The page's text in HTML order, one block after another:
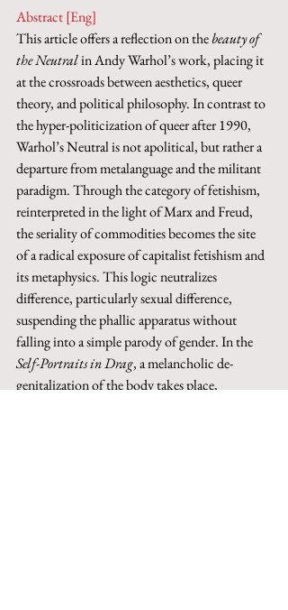
Abstract [Eng]
This article offers a reflection on the beauty of
the Neutral in Andy Warhol’s work, placing it
at the crossroads between aesthetics, queer
theory, and political philosophy. In contrast to
the hyper-politicization of queer after 1990,
Warhol’s Neutral is not apolitical, but rather a
departure from metalanguage and the militant
paradigm. Through the category of fetishism,
reinterpreted in the light of Marx and Freud,
the seriality of commodities becomes the site
of a radical exposure of capitalist fetishism and
its metaphysics. This logic neutralizes
difference, particularly sexual difference,
suspending the phallic apparatus without
falling into a simple parody of gender. In the
Self-Portraits in Drag, a melancholic de-
genitalization of the body takes place,